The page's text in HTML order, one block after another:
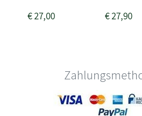
€27,00 €27,90